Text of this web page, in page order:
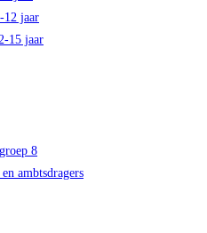
12 jaar
15 jaar
8
ambtsdragers